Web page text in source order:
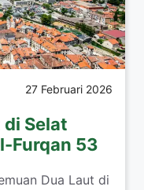
27 Februari 2026
di Selat
Furqan 53
Dua Laut di